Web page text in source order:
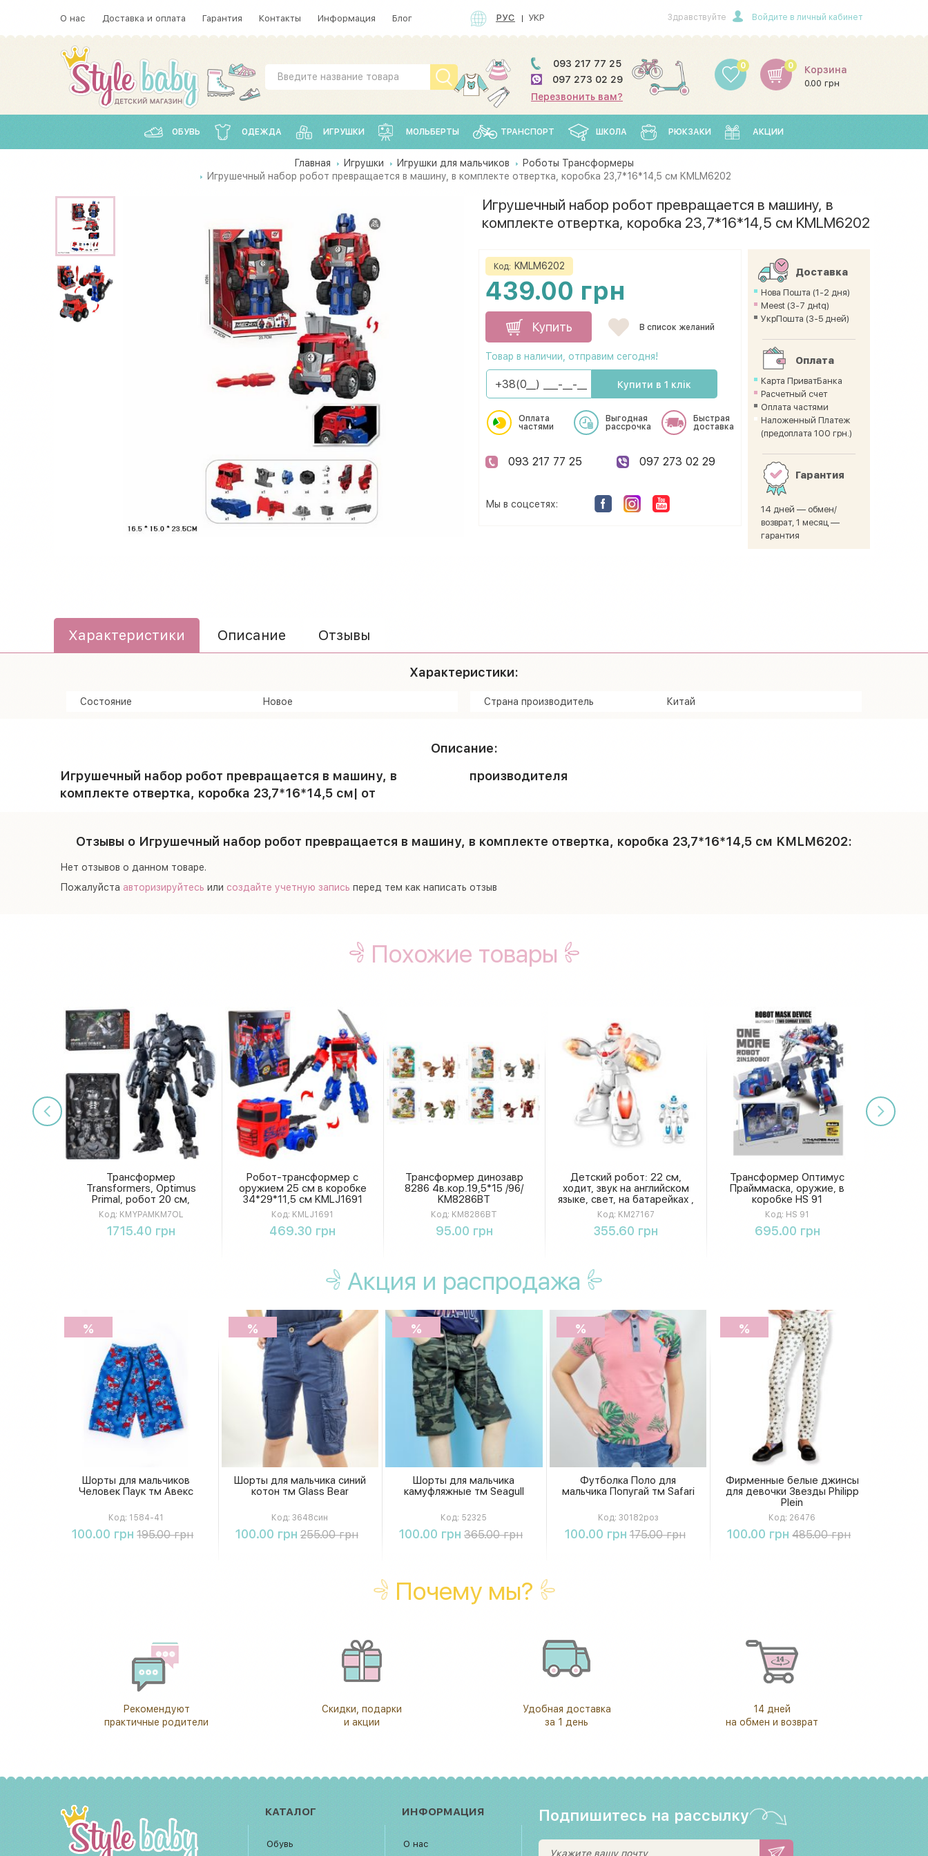
О нас Доставка и оплата Гарантия Контакты Информация Блог РУС УКР Здравствуйте Войдите в личный кабинет
093 217 77 25
097 273 02 29
Перезвонить вам?
0 Корзина
0.00 грн
0
ОБУВЬ ОДЕЖДА ИГРУШКИ МОЛЬБЕРТЫ ТРАНСПОРТ ШКОЛА РЮКЗАКИ АКЦИИ
Главная Игрушки Игрушки для мальчиков
Роботы Трансформеры
Игрушечный набор робот превращается в машину, в комплекте отвертка, коробка 23,7*16*14,5 см KMLM6202
Игрушечный набор робот превращается в машину, в
комплекте отвертка, коробка 23,7*16*14,5 см KMLM6202
Код: KMLM6202
439.00 грн
Купить В список желаний
Товар в наличии, отправим сегодня!
Купити в 1 клік
Оплата
частями
Выгодная
рассрочка
Быстрая
доставка
093 217 77 25 097 273 02 29
Мы в соцсетях:
Доставка
Нова Пошта (1-2 дня)
Meest (3-7 днtq)
УкрПошта (3-5 дней)
Оплата
Карта ПриватБанка
Расчетный счет
Оплата частями
Наложенный Платеж
(предоплата 100 грн.)
Гарантия
14 дней — обмен/
возврат, 1 месяц —
гарантия
Характеристики Описание Отзывы
Характеристики:
Состояние Новое Страна производитель Китай
Описание:
Игрушечный набор робот превращается в машину, в
комплекте отвертка, коробка 23,7*16*14,5 см| от
производителя
Отзывы о Игрушечный набор робот превращается в машину, в комплекте отвертка, коробка 23,7*16*14,5 см KMLM6202:
Нет отзывов о данном товаре.
Пожалуйста авторизируйтесь или создайте учетную запись перед тем как написать отзыв
Похожие товары
Трансформер
Transformers, Optimus
Primal, робот 20 см,
разобран, конструктор
KMYPAMKM7OL
Код: KMYPAMKM7OL
1715.40 грн
Робот-трансформер с
оружием 25 см в коробке
34*29*11,5 см KMLJ1691
Код: KMLJ1691
469.30 грн
Купить
Трансформер динозавр
8286 4в.кор.19,5*15 /96/
KM8286BT
Код: KM8286BT
95.00 грн
Купить
Детский робот: 22 см,
ходит, звук на английском
языке, свет, на батарейках ,
в коробке 16-23-9 см
KM27167
Код: KM27167
355.60 грн
Купить
Трансформер Оптимус
Прайммаска, оружие, в
коробке HS 91
Код: HS 91
695.00 грн
Купить
Акция и распродажа
%
Шорты для мальчиков
Человек Паук тм Авекс
Код: 1584-41
100.00 грн 195.00 грн
Купить
%
Шорты для мальчика синий
котон тм Glass Bear
Код: 3648син
100.00 грн 255.00 грн
Купить
%
Шорты для мальчика
камуфляжные тм Seagull
Код: 52325
100.00 грн 365.00 грн
Купить
%
Футболка Поло для
мальчика Попугай тм Safari
Код: 30182роз
100.00 грн 175.00 грн
Купить
%
Фирменные белые джинсы
для девочки Звезды Philipp
Plein
Код: 26476
100.00 грн 485.00 грн
Купить
Почему мы?
Рекомендуют
практичные родители
Скидки, подарки
и акции
Удобная доставка
за 1 день
14 дней
на обмен и возврат
КАТАЛОГ
Обувь
ИНФОРМАЦИЯ
О нас
Подпишитесь на рассылку